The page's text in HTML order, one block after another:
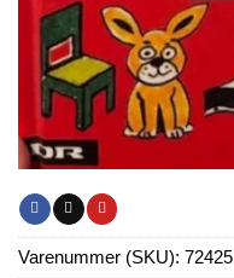
Varenummer (SKU): 72425